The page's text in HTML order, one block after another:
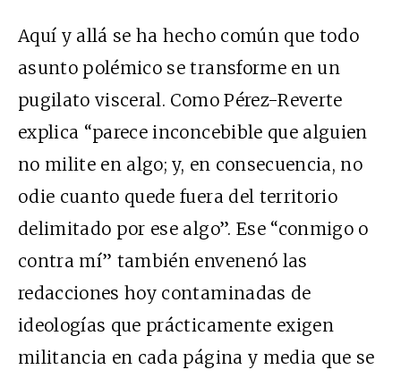
Aquí y allá se ha hecho común que todo
asunto polémico se transforme en un
pugilato visceral. Como Pérez-Reverte
explica “parece inconcebible que alguien
no milite en algo; y, en consecuencia, no
odie cuanto quede fuera del territorio
delimitado por ese algo”. Ese “conmigo o
contra mí” también envenenó las
redacciones hoy contaminadas de
ideologías que prácticamente exigen
militancia en cada página y media que se